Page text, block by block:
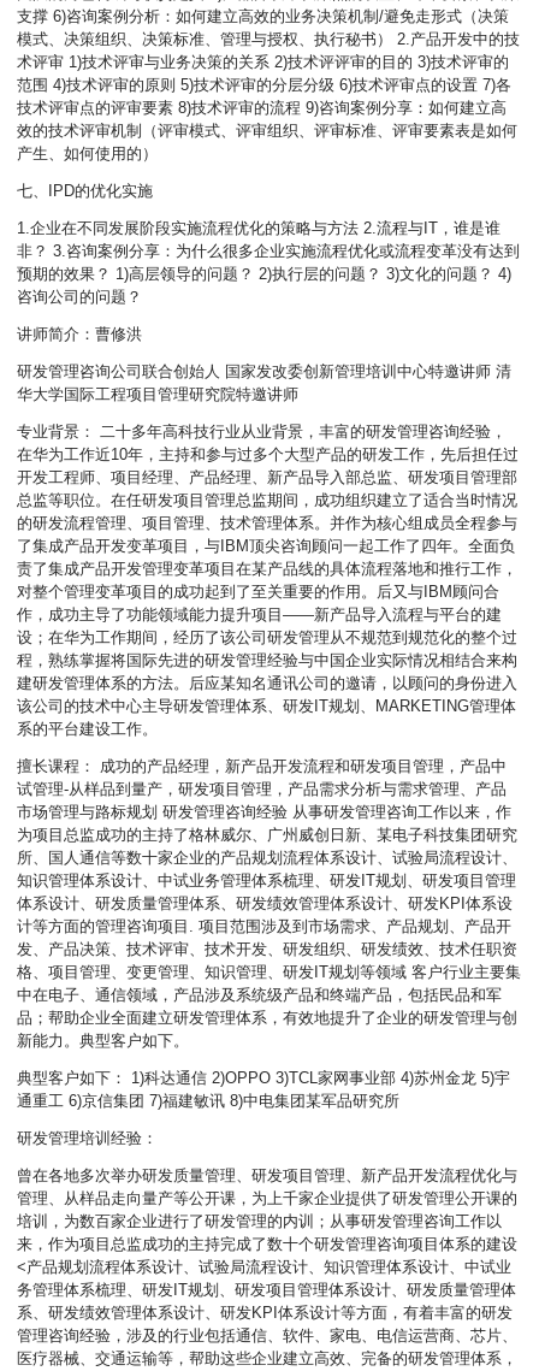
支撑 6)咨询案例分析：如何建立高效的业务决策机制/避免走形式（决策
模式、决策组织、决策标准、管理与授权、执行秘书） 2.产品开发中的技
术评审 1)技术评审与业务决策的关系 2)技术评评审的目的 3)技术评审的
范围 4)技术评审的原则 5)技术评审的分层分级 6)技术评审点的设置 7)各
技术评审点的评审要素 8)技术评审的流程 9)咨询案例分享：如何建立高
效的技术评审机制（评审模式、评审组织、评审标准、评审要素表是如何
产生、如何使用的）
七、IPD的优化实施
1.企业在不同发展阶段实施流程优化的策略与方法 2.流程与IT，谁是谁
非？ 3.咨询案例分享：为什么很多企业实施流程优化或流程变革没有达到
预期的效果？ 1)高层领导的问题？ 2)执行层的问题？ 3)文化的问题？ 4)
咨询公司的问题？
讲师简介：曹修洪
研发管理咨询公司联合创始人 国家发改委创新管理培训中心特邀讲师 清
华大学国际工程项目管理研究院特邀讲师
专业背景： 二十多年高科技行业从业背景，丰富的研发管理咨询经验，
在华为工作近10年，主持和参与过多个大型产品的研发工作，先后担任过
开发工程师、项目经理、产品经理、新产品导入部总监、研发项目管理部
总监等职位。在任研发项目管理总监期间，成功组织建立了适合当时情况
的研发流程管理、项目管理、技术管理体系。并作为核心组成员全程参与
了集成产品开发变革项目，与IBM顶尖咨询顾问一起工作了四年。全面负
责了集成产品开发管理变革项目在某产品线的具体流程落地和推行工作，
对整个管理变革项目的成功起到了至关重要的作用。后又与IBM顾问合
作，成功主导了功能领域能力提升项目――新产品导入流程与平台的建
设；在华为工作期间，经历了该公司研发管理从不规范到规范化的整个过
程，熟练掌握将国际先进的研发管理经验与中国企业实际情况相结合来构
建研发管理体系的方法。后应某知名通讯公司的邀请，以顾问的身份进入
该公司的技术中心主导研发管理体系、研发IT规划、MARKETING管理体
系的平台建设工作。
擅长课程： 成功的产品经理，新产品开发流程和研发项目管理，产品中
试管理-从样品到量产，研发项目管理，产品需求分析与需求管理、产品
市场管理与路标规划 研发管理咨询经验 从事研发管理咨询工作以来，作
为项目总监成功的主持了格林威尔、广州威创日新、某电子科技集团研究
所、国人通信等数十家企业的产品规划流程体系设计、试验局流程设计、
知识管理体系设计、中试业务管理体系梳理、研发IT规划、研发项目管理
体系设计、研发质量管理体系、研发绩效管理体系设计、研发KPI体系设
计等方面的管理咨询项目. 项目范围涉及到市场需求、产品规划、产品开
发、产品决策、技术评审、技术开发、研发组织、研发绩效、技术任职资
格、项目管理、变更管理、知识管理、研发IT规划等领域 客户行业主要集
中在电子、通信领域，产品涉及系统级产品和终端产品，包括民品和军
品；帮助企业全面建立研发管理体系，有效地提升了企业的研发管理与创
新能力。典型客户如下。
典型客户如下： 1)科达通信 2)OPPO 3)TCL家网事业部 4)苏州金龙 5)宇
通重工 6)京信集团 7)福建敏讯 8)中电集团某军品研究所
研发管理培训经验：
曾在各地多次举办研发质量管理、研发项目管理、新产品开发流程优化与
管理、从样品走向量产等公开课，为上千家企业提供了研发管理公开课的
培训，为数百家企业进行了研发管理的内训；从事研发管理咨询工作以
来，作为项目总监成功的主持完成了数十个研发管理咨询项目体系的建设
<产品规划流程体系设计、试验局流程设计、知识管理体系设计、中试业
务管理体系梳理、研发IT规划、研发项目管理体系设计、研发质量管理体
系、研发绩效管理体系设计、研发KPI体系设计等方面，有着丰富的研发
管理咨询经验，涉及的行业包括通信、软件、家电、电信运营商、芯片、
医疗器械、交通运输等，帮助这些企业建立高效、完备的研发管理体系，